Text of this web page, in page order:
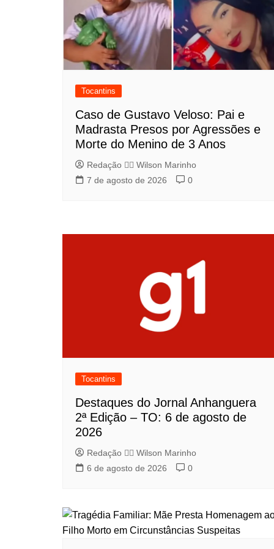
Tocantins
Caso de Gustavo Veloso: Pai e
Madrasta Presos por Agressões e
Morte do Menino de 3 Anos
Redação 👨‍⚖️​ Wilson Marinho
7 de agosto de 2026
0
Tocantins
Destaques do Jornal Anhanguera
2ª Edição – TO: 6 de agosto de
2026
Redação 👨‍⚖️​ Wilson Marinho
6 de agosto de 2026
0